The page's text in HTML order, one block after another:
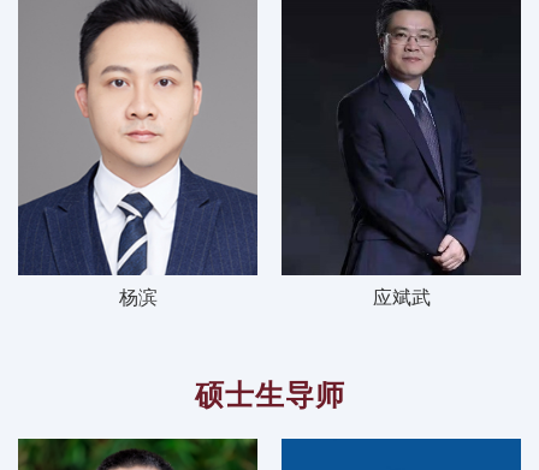
杨滨 应斌武
硕士生导师